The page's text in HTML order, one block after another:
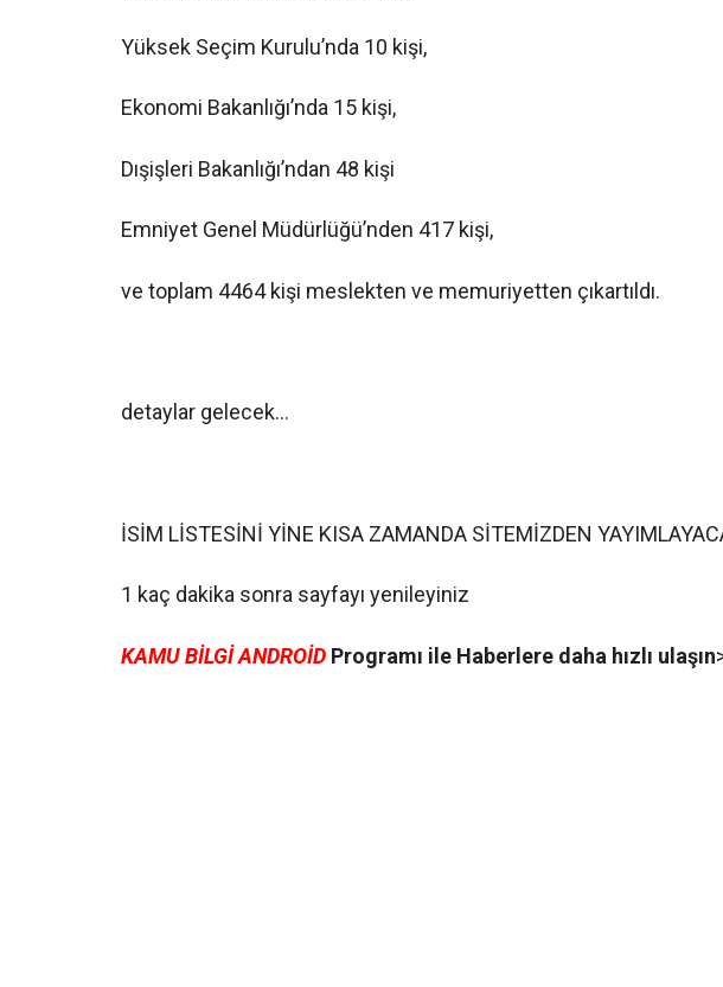
Yüksek Seçim Kurulu’nda 10 kişi,
Ekonomi Bakanlığı’nda 15 kişi,
Dışişleri Bakanlığı’ndan 48 kişi
Emniyet Genel Müdürlüğü’nden 417 kişi,
ve toplam 4464 kişi meslekten ve memuriyetten çıkartıldı.
detaylar gelecek…
İSİM LİSTESİNİ YİNE KISA ZAMANDA SİTEMİZDEN
1 kaç dakika sonra sayfayı yenileyiniz
KAMU BİLGİ ANDROİD Programı ile Haberlere daha hızlı ulaşın